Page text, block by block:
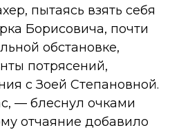
пытаясь взять себя
Борисовича, почти
обстановке,
потрясений,
с Зоей Степановной.
— блеснул очками
отчаяние добавило